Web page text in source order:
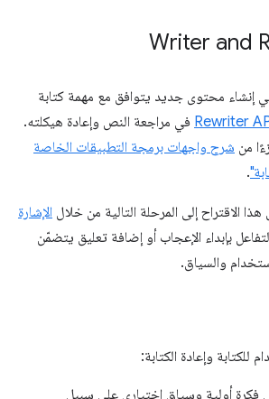
Writer and
إنشاء محتوى جديد يتوافق مع مهمة كتابة
Rewriter في مراجعة النص وإعادة هيكلته.
من شرح واجهات برمجة التطبيقات الخاصة
.
الاقتراح إلى المرحلة التالية من خلال الإشارة
بإبداء الإعجاب أو إضافة تعليق يتضمّن
والسياق.
وإعادة الكتابة:
فكرة أولية وسياق اختياري على سبيل